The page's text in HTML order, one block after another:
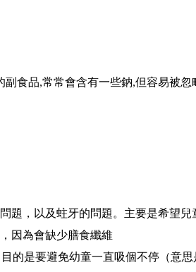
食品,常常會含有一些鈉,但容易被忽
題，以及蛀牙的問題。主要是希望兒
因為會缺少膳食纖維
的是要避免幼童一直吸個不停（意